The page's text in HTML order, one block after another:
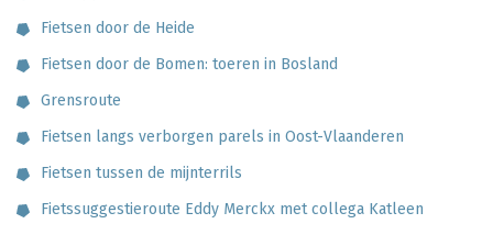
Fietsen door de Heide
Fietsen door de Bomen: toeren in Bosland
Grensroute
Fietsen langs verborgen parels in Oost-Vlaanderen
Fietsen tussen de mijnterrils
Fietssuggestieroute Eddy Merckx met collega Katleen